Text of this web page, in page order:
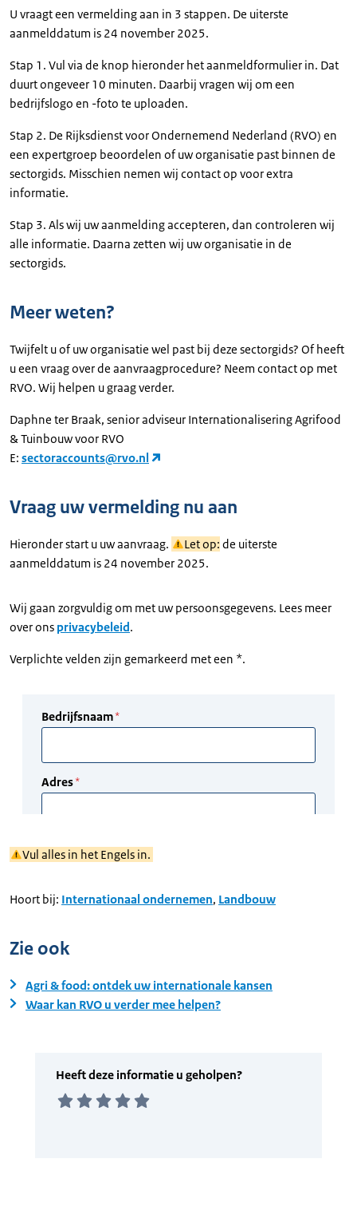
U vraagt een vermelding aan in 3 stappen. De uiterste
aanmelddatum is 24 november 2025.
Stap 1. Vul via de knop hieronder het aanmeldformulier in. Dat
duurt ongeveer 10 minuten. Daarbij vragen wij om een
bedrijfslogo en -foto te uploaden.
Stap 2. De Rijksdienst voor Ondernemend Nederland (RVO) en
een expertgroep beoordelen of uw organisatie past binnen de
sectorgids. Misschien nemen wij contact op voor extra
informatie.
Stap 3. Als wij uw aanmelding accepteren, dan controleren wij
alle informatie. Daarna zetten wij uw organisatie in de
sectorgids.
Meer weten?
Twijfelt u of uw organisatie wel past bij deze sectorgids? Of heeft
u een vraag over de aanvraagprocedure? Neem contact op met
RVO. Wij helpen u graag verder.
Daphne ter Braak, senior adviseur Internationalisering Agrifood
& Tuinbouw voor RVO
E: sectoraccounts@rvo.nl
Vraag uw vermelding nu aan
Hieronder start u uw aanvraag. Let op: de uiterste
aanmelddatum is 24 november 2025.
Wij gaan zorgvuldig om met uw persoonsgegevens. Lees meer
over ons privacybeleid.
Verplichte velden zijn gemarkeerd met een *.
Vul alles in het Engels in.
Hoort bij: Internationaal ondernemen, Landbouw
Zie ook
Agri & food: ontdek uw internationale kansen
Waar kan RVO u verder mee helpen?